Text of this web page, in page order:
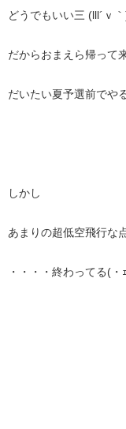
どうでもいい三 (lll´ｖ
だからおまえら帰って
だいたい夏予選前でや
しかし
あまりの超低空飛行な
・・・・終わってる(・